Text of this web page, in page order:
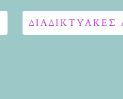
ΔΙΑΔΙΚΤΥΑΚΈΣ